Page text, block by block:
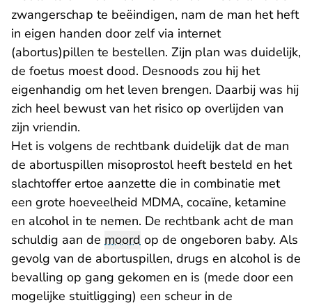
zwangerschap te beëindigen, nam de man het heft
in eigen handen door zelf via internet
(abortus)pillen te bestellen. Zijn plan was duidelijk,
de foetus moest dood. Desnoods zou hij het
eigenhandig om het leven brengen. Daarbij was hij
zich heel bewust van het risico op overlijden van
zijn vriendin.
Het is volgens de rechtbank duidelijk dat de man
de abortuspillen misoprostol heeft besteld en het
slachtoffer ertoe aanzette die in combinatie met
een grote hoeveelheid MDMA, cocaïne, ketamine
en alcohol in te nemen. De rechtbank acht de man
schuldig aan de moord op de ongeboren baby. Als
gevolg van de abortuspillen, drugs en alcohol is de
bevalling op gang gekomen en is (mede door een
mogelijke stuitligging) een scheur in de